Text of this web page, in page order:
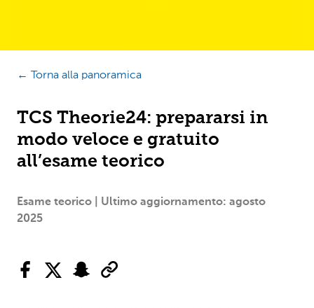
← Torna alla panoramica
TCS Theorie24: prepararsi in
modo veloce e gratuito
all’esame teorico
Esame teorico | Ultimo aggiornamento: agosto
2025